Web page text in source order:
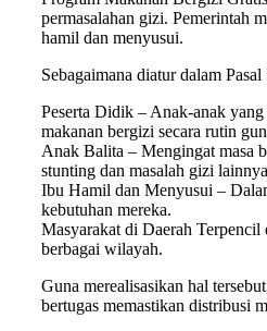
permasalahan gizi. Pemerintah
hamil dan menyusui.
Sebagaimana diatur dalam
Peserta Didik – Anak-anak
makanan bergizi secara rutin
Anak Balita – Mengingat masa
stunting dan masalah gizi
Ibu Hamil dan Menyusui –
kebutuhan mereka.
Masyarakat di Daerah Terpencil
berbagai wilayah.
Guna merealisasikan hal
bertugas memastikan distribusi